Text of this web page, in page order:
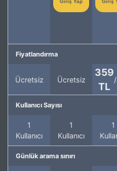
Giriş Yap Giriş
Fiyatlandırma
Ücretsiz Ücretsiz
359
TL
Kullanıcı Sayısı
1
Kullanıcı
1
Kullanıcı
1
Günlük arama sınırı